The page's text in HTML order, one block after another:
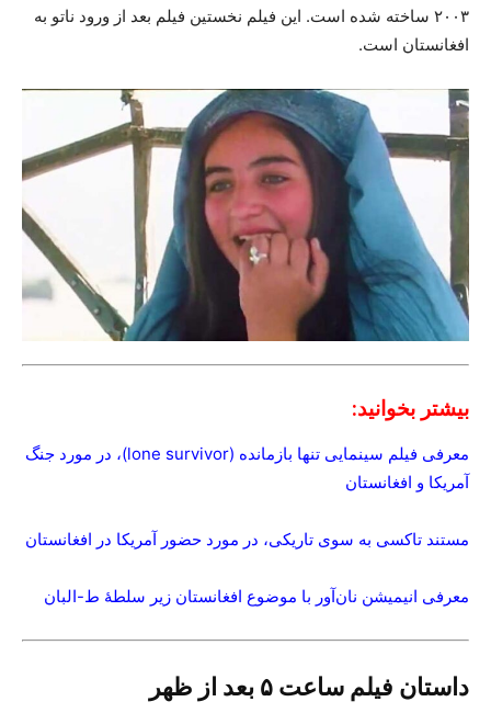
۲۰۰۳ ساخته شده است. این فیلم نخستین فیلم بعد از ورود ناتو به
افغانستان است.
بیشتر بخوانید:
معرفی فیلم سینمایی تنها بازمانده (lone survivor)، در مورد جنگ
آمریکا و افغانستان
مستند تاکسی به سوی تاریکی، در مورد حضور آمریکا در افغانستان
معرفی انیمیشن نان‌آور با موضوع افغانستان زیر سلطۀ ط-البان
داستان فیلم ساعت ۵ بعد از ظهر